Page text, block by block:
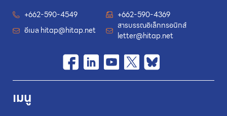
+662-590-4549
+662-590-4369
อีเมล hitap@hitap.net
สารบรรณอิเล็กทรอนิกส์
letter@hitap.net
เมนู